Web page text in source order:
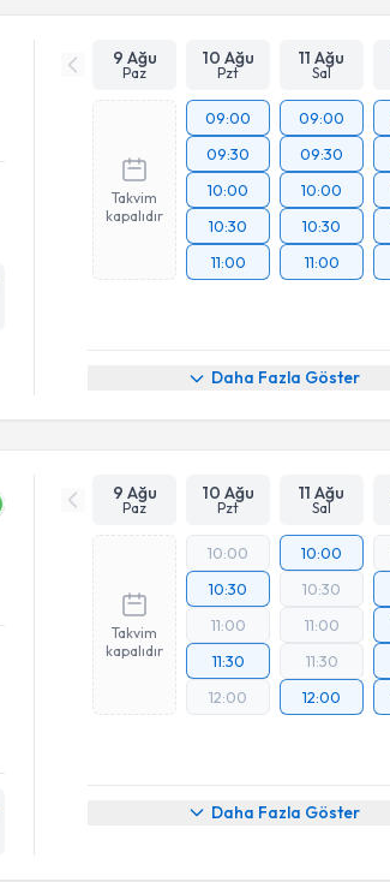
9 Ağu
Paz
10 Ağu
Pzt
11 Ağu
Sal
Takvim
kapalıdır
09:00
09:30
10:00
10:30
11:00
09:00
09:30
10:00
10:30
11:00
Daha Fazla Göster
9 Ağu
Paz
10 Ağu
Pzt
11 Ağu
Sal
Takvim
kapalıdır
10:00
10:30
11:00
11:30
12:00
10:00
10:30
11:00
11:30
12:00
Daha Fazla Göster